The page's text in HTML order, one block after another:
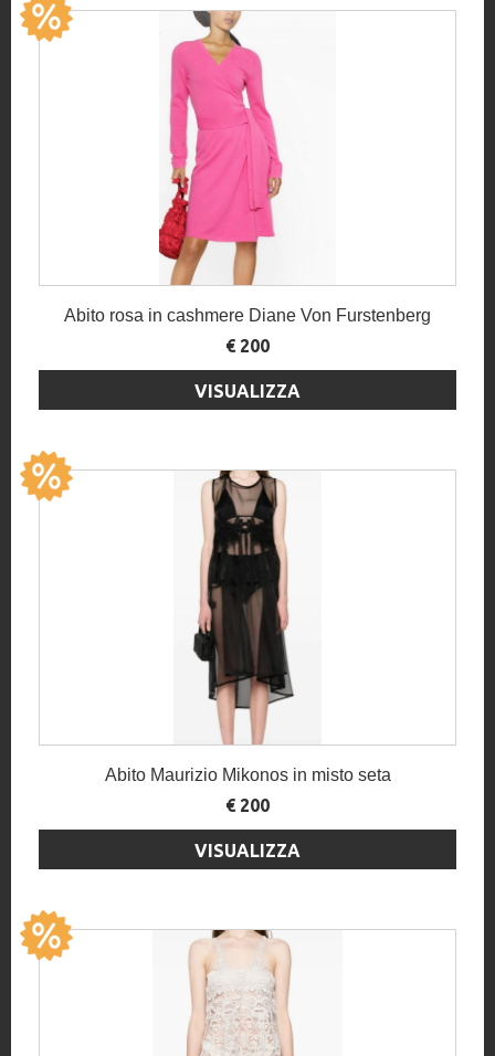
Abito rosa in cashmere Diane Von Furstenberg
€ 200
VISUALIZZA
Abito Maurizio Mikonos in misto seta
€ 200
VISUALIZZA